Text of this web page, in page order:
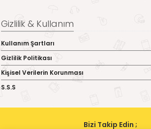
Gizlilik & Kullanım
Kullanım Şartları
Gizlilik Politikası
Kişisel Verilerin Korunması
S.S.S
Bizi Takip Edin ;